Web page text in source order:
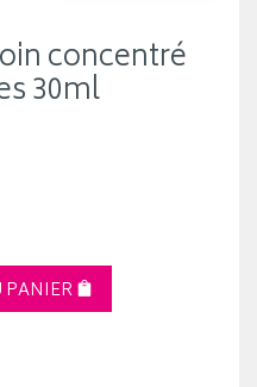
concentré
30ml
PANIER